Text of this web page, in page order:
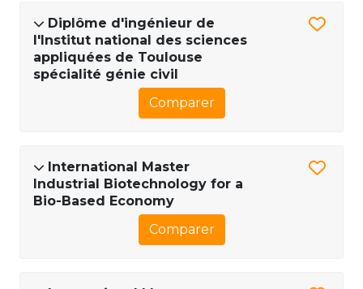
Diplôme d'ingénieur de
l'Institut national des sciences
appliquées de Toulouse
spécialité génie civil
Comparer
International Master
Industrial Biotechnology for a
Bio-Based Economy
Comparer